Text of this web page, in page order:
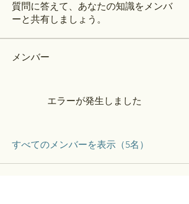
質問に答えて、あなたの知識をメンバ
ーと共有しましょう。
メンバー
エラーが発生しました
すべてのメンバーを表示（5名）